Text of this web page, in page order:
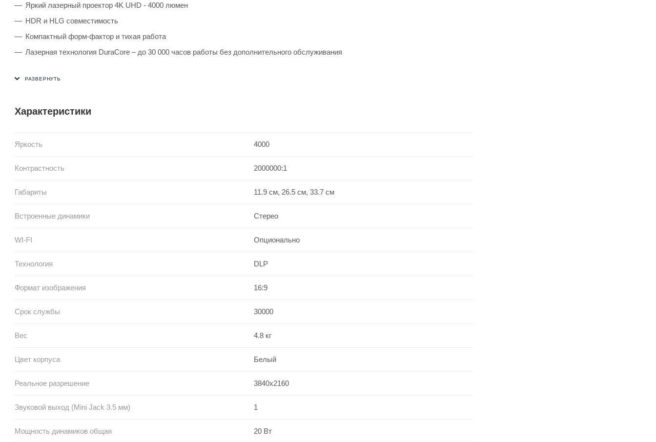
Яркий лазерный проектор 4K UHD - 4000 люмен
HDR и HLG совместимость
Компактный форм-фактор и тихая работа
Лазерная технология DuraCore – до 30 000 часов работы без дополнительного обслуживания
Характеристики
Яркость 4000
Контрастность 2000000:1
Габариты 11.9 см, 26.5 см, 33.7 см
Встроенные динамики Стерео
WI-FI Опционально
Технология DLP
Формат изображения 16:9
Срок службы 30000
Вес 4.8 кг
Цвет корпуса Белый
Реальное разрешение 3840x2160
Звуковой выход (Mini Jack 3.5 мм) 1
Мощность динамиков общая 20 Вт